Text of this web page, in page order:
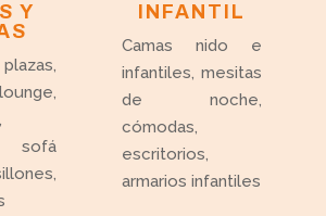
Y
sofá
INFANTIL
Camas nido e
infantiles, mesitas
de noche,
cómodas,
escritorios,
armarios infantiles